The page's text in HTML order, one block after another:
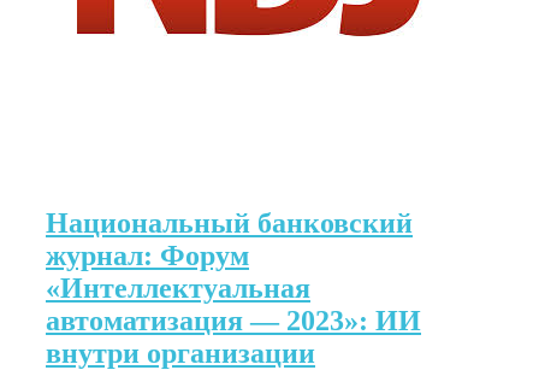
Национальный банковский
журнал: Форум
«Интеллектуальная
автоматизация — 2023»: ИИ
внутри организации